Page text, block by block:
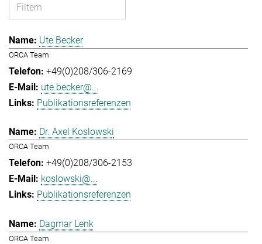
Ute Becker
ORCA Team
+49(0)208/306-2169
ute.becker@...
Publikationsreferenzen
Dr. Axel Koslowski
ORCA Team
+49(0)208/306-2153
koslowski@...
Publikationsreferenzen
Dagmar Lenk
ORCA Team